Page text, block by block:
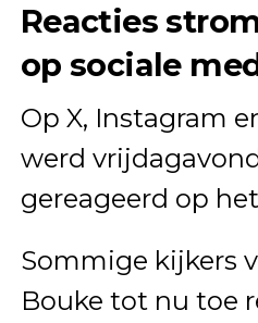
Reacties
op sociale
Op X, Instagram
werd
gereageerd op
Sommige kijkers
Bouke tot nu toe